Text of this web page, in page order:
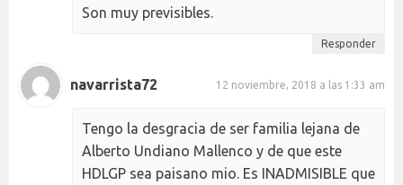
Son muy previsibles.
Responder
navarrista72 12 noviembre, 2018 a las 1:33 am
Tengo la desgracia de ser familia lejana de
Alberto Undiano Mallenco y de que este
HDLGP sea paisano mio. Es INADMISIBLE que